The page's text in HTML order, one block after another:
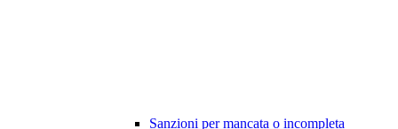
Sanzioni per mancata o incompleta